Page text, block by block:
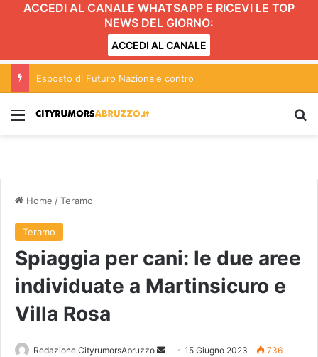
ACCEDI AL CANALE WHATSAPP E RICEVI LE TOP
NEWS DEL GIORNO:
ACCEDI AL CANALE
Menu
Home /Teramo
Teramo
Spiaggia per cani: le due aree
individuate a Martinsicuro e
Villa Rosa
Redazione CityrumorsAbruzzo 15 Giugno 2023 736